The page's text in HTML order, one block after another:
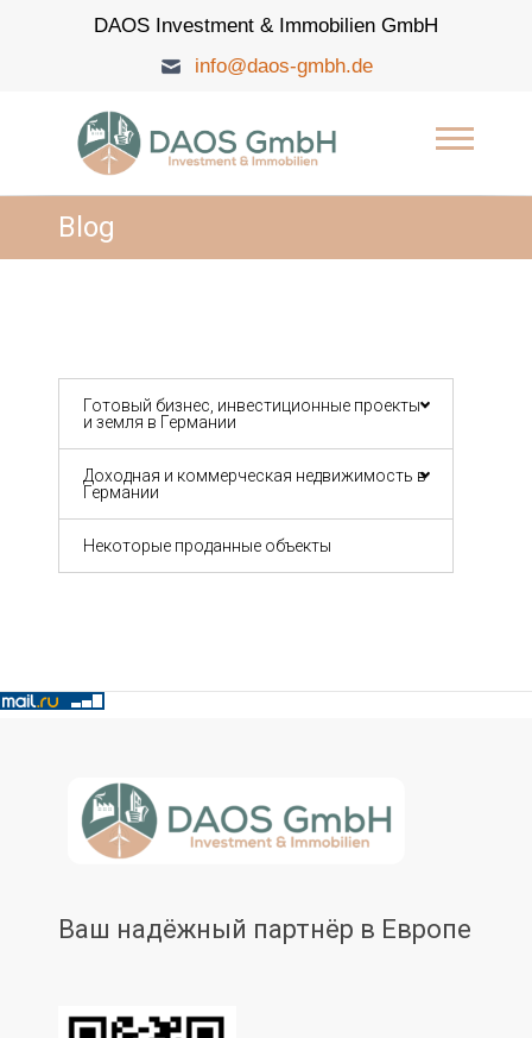
DAOS Investment & Immobilien GmbH
info@daos-gmbh.de
DAOS Investment &
Immobilien GmbH
Blog
Готовый бизнес, инвестиционные проекты
и земля в Германии
Доходная и коммерческая недвижимость в
Германии
Некоторые проданные объекты
Ваш надёжный партнёр в Европе